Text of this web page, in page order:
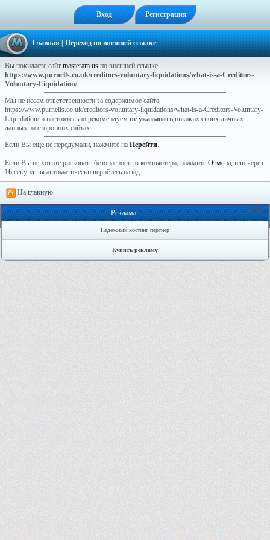
Вход Регистрация
Главная| Переход по внешней ссылке
Вы покидаете сайт masteram.us по внешней ссылке
https://www.purnells.co.uk/creditors-voluntary-liquidations/what-is-a-Creditors-
Voluntary-Liquidation/.
Мы не несем ответственности за содержимое сайта
https://www.purnells.co.uk/creditors-voluntary-liquidations/what-is-a-Creditors-Voluntary-
Liquidation/ и настоятельно рекомендуем не указывать никаких своих личных
данных на сторонних сайтах.
Если Вы еще не передумали, нажмите на Перейти.
Если Вы не хотите рисковать безопасностью компьютера, нажмите Отмена, или через
16 секунд вы автоматически вернётесь назад.
На главную
Онлайн: 0
Реклама
Надёжный хостинг партнер
Купить рекламу